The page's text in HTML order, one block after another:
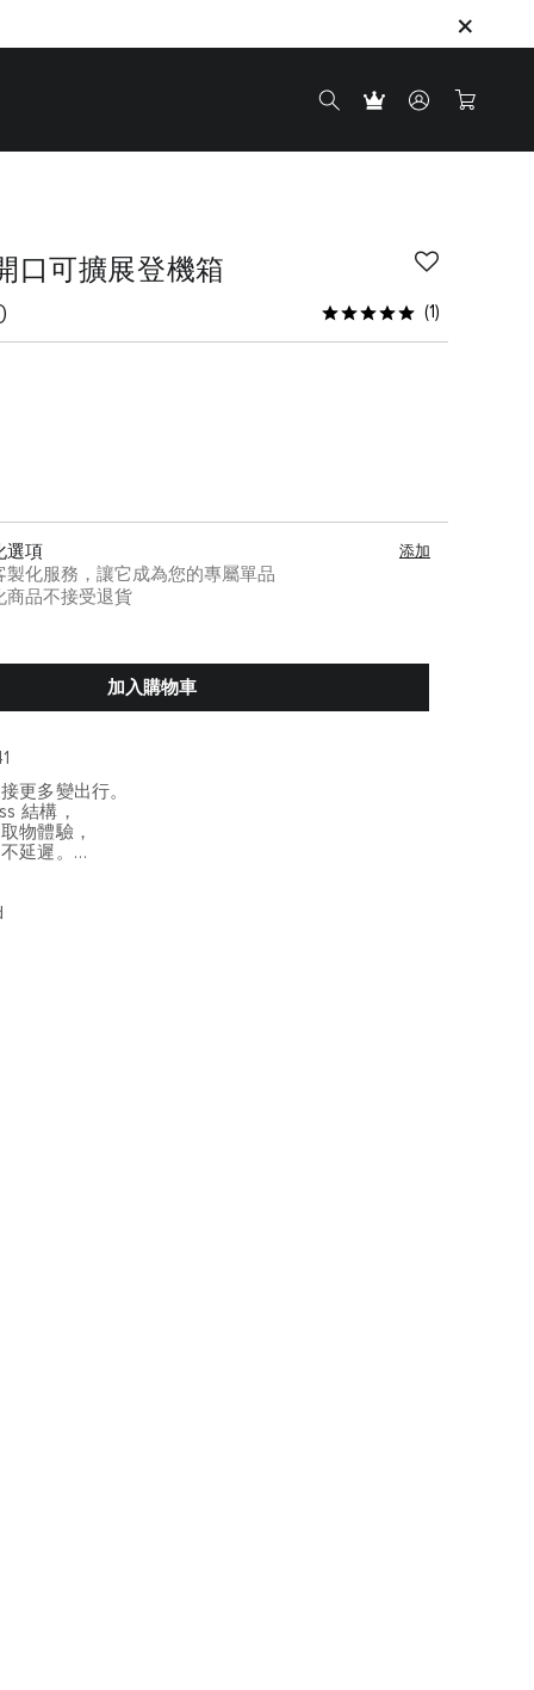
口可擴展登機箱
(1)
選項
製化服務，讓它成為您的專屬單品
商品不接受退貨
添加
加入購物車
更多變出行。
結構，
物體驗，
延遲。
信任感。